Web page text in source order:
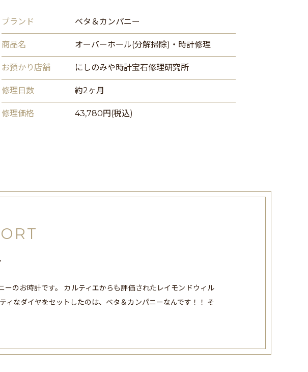
ブランド ベタ＆カンパニー
商品名 オーバーホール(分解掃除)・時計修理
お預かり店舗 にしのみや時計宝石修理研究所
修理日数 約2ヶ月
修理価格 43,780円(税込)
のお時計です。 カルティエからも評価されたレイモンドウィル
なダイヤをセットしたのは、ベタ＆カンパニーなんです！！ そ